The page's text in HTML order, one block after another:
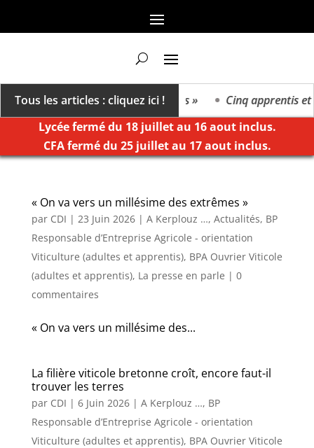
Tous les articles : cliquez ici !
va vers un millésime des extrêmes »
Cinq apprentis et
Lycée fermé du 18 juillet au 16 aout inclus.
CFA fermé du 25 juillet au 17 aout inclus.
« On va vers un millésime des extrêmes »
par CDI | 23 Juin 2026| A Kerplouz …, Actualités, BP
Responsable d’Entreprise Agricole - orientation
Viticulture (adultes et apprentis), BPA Ouvrier Viticole
(adultes et apprentis), La presse en parle | 0
commentaires
« On va vers un millésime des...
La filière viticole bretonne croît, encore faut-il
trouver les terres
par CDI | 6 Juin 2026| A Kerplouz …, BP
Responsable d’Entreprise Agricole - orientation
Viticulture (adultes et apprentis), BPA Ouvrier Viticole